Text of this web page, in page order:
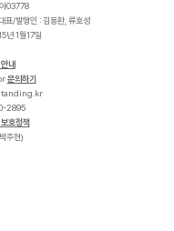
03778
표/발행인 : 김동환, 류호성
년 1월17일
내
문의하기
r
k
.
g
n
i
d
n
a
t
2895
호정책
주현)